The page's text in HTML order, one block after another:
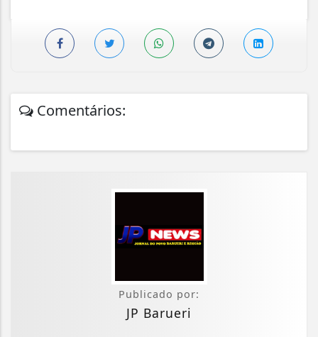
Comentários:
Publicado por:
JP Barueri